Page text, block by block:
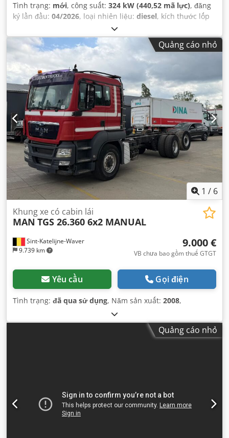
Tình trạng: mới, công suất: 324 kW (440,52 mã lực), đăng
ký lần đầu: 04/2026, loại nhiên liệu: diesel, kích thước lốp
8x8
nhiên liệu:diesel, dung tích bình nhiên liệu:400 l, màu
sắc: trắng, cabin lái:ca-bin ban ngày , loại truyền động
bánh răng:
, hạng mục khí thải:
treo:
thép, tổng chiều dài:
, tổng chiều rộng:
2.500 mm, tổng chiều cao:3.460 mm, Năm sản xuất:2026,
Thiết bị:AdBlue, điều hòa không khí,
Quảng cáo nhỏ
1 / 6
Sint-Katelijne-Waver
9.739 km
Khung xe có cabin lái
MAN TGS 26.360 6x2 MANUAL
9.000 €
VB chưa bao gồm thuế GTGT
Yêu cầu Gọi điện
Tình trạng: đã qua sử dụng, Năm sản xuất: 2008,
Quảng cáo nhỏ